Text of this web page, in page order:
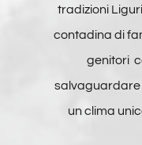
tradizioni
contadina di
genitori
salvaguardare
un clima